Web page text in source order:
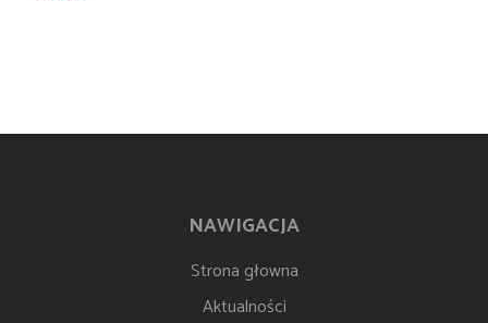
NAWIGACJA
Strona głowna
Aktualności